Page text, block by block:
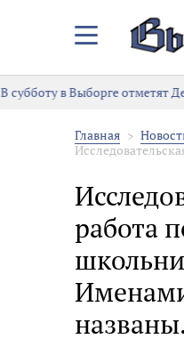
Закрыть/
меню
в Выборге отметят
Главная
работа